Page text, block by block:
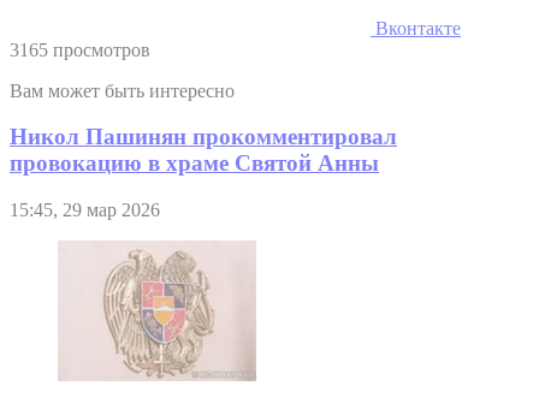
Вконтакте
3165 просмотров
Вам может быть интересно
Никол Пашинян прокомментировал
провокацию в храме Святой Анны
15:45, 29 мар 2026